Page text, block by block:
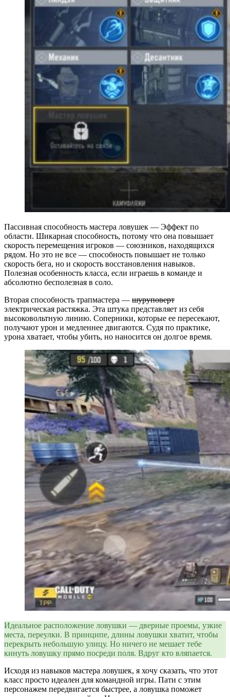
Пассивная способность мастера ловушек — Эффект по
области. Шикарная способность, потому что она повышает
скорость перемещения игроков — союзников, находящихся
рядом. Но это не все — способность повышает не только
скорость бега, но и скорость восстановления навыков.
Полезная особенность класса, если играешь в команде и
абсолютно бесполезная в соло.
Вторая способность трапмастера — шуруповерт
электрическая растяжка. Эта штука представляет из себя
высоковольтную линию. Соперники, которые ее пересекают,
получают урон и медленнее двигаются. Судя по практике,
урона хватает, чтобы убить, но наносится он долгое время.
Идеальное расположение ловушки — дверные проемы, узкие
места, переулки. В принципе, длины ловушки хватит, чтобы
перекрыть небольшую улицу. Но ничего не мешает тебе
кинуть ловушку прямо посреди поля. Вдруг кто вляпается.
Исходя из навыков мастера ловушек, я хочу сказать, что этот
класс просто идеален для командной игры. Пати с этим
персонажем передвигается быстрее, а ловушка поможет